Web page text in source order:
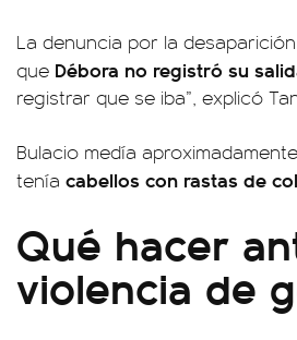
La denuncia por la
que Débora no registró su
registrar que se iba”, explicó
Bulacio medía
tenía cabellos con rastas de
Qué hacer
violencia de